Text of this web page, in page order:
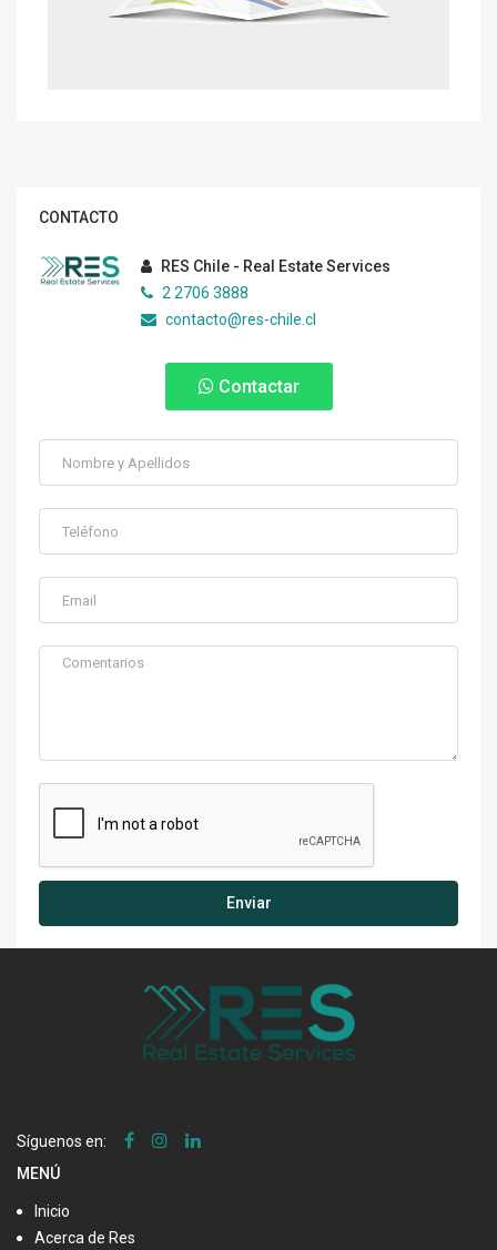
CONTACTO
RES Chile - Real Estate Services
2 2706 3888
contacto@res-chile.cl
Contactar
Enviar
Síguenos en:
MENÚ
Inicio
Acerca de Res